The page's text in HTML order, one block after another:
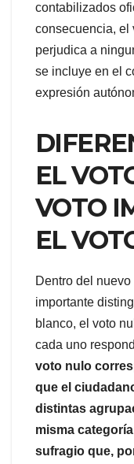
contabilizados
consecuencia, el
perjudica a
se incluye en el
expresión
EL
VOTO
EL
Dentro del
importante
blanco, el voto
cada uno
voto nulo
que el
distintas
misma
sufragio que,